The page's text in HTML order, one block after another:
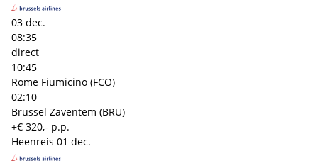
03 dec.
08:35
direct
10:45
Rome Fiumicino (FCO)
02:10
Brussel Zaventem (BRU)
+€ 320,- p.p.
Heenreis 01 dec.